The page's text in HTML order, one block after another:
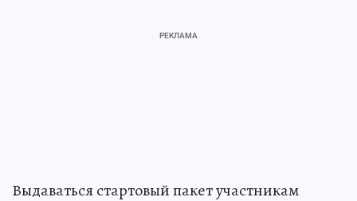
Выдаваться стартовый пакет участникам